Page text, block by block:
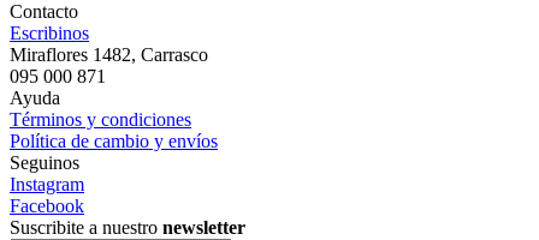
Contacto
Escribinos
Miraflores 1482, Carrasco
095 000 871
Ayuda
Términos y condiciones
Política de cambio y envíos
Seguinos
Instagram
Facebook
Suscribite a nuestro newsletter